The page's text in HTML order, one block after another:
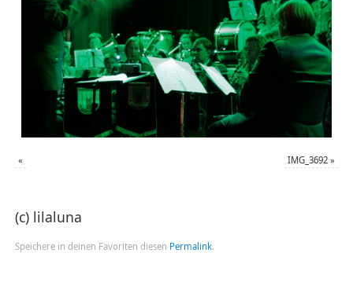
« IMG_3692 »
(c) lilaluna
Speichere in deinen Favoriten diesen Permalink.